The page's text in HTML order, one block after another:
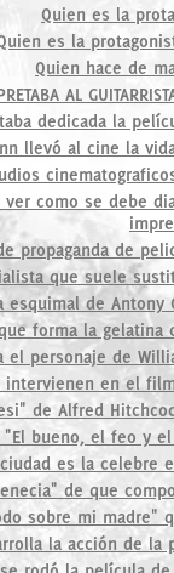
Quien es la
es la
Quien hace de
AL
dedicada la
llevó al cine la
como se debe
propaganda de
que suele
esquimal de
forma la
el personaje de
intervienen en el
de Alfred
"El bueno, el feo y
es la celebre
de que
sobre mi madre"
la acción de